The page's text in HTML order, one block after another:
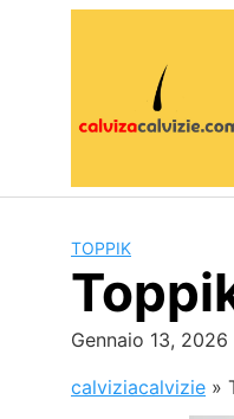
TOPPIK
Gennaio 13, 2026
calviziacalvizie »